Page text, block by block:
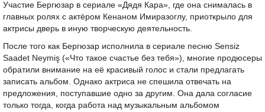
Участие Бергюзар в сериале «Дядя Кара», где она снималась в
главных ролях с актёром Кенаном Имиразоглу, приоткрыло для
актрисы дверь в иную творческую деятельность.
После того как Бергюзар исполнила в сериале песню Sensiz
Saadet Neymiş («Что такое счастье без тебя»), многие продюсеры
обратили внимание на её красивый голос и стали предлагать
записать альбом. Однако актриса не спешила отвечать на
предложения, поступавшие одно за другим. Она дала согласие
только тогда, когда работа над музыкальным альбомом